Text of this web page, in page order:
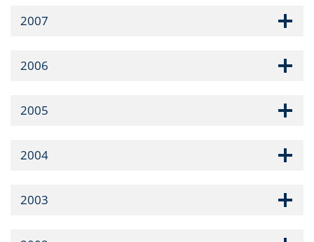
2007
2006
2005
2004
2003